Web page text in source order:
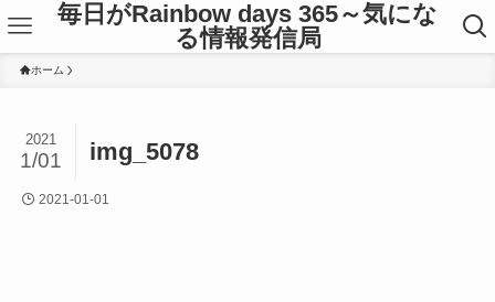
毎日がRainbow days 365～気にな
る情報発信局
ホーム
img_5078
2021
1/01
2021-01-01